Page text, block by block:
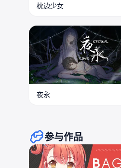
枕边少女
夜永
参与作品